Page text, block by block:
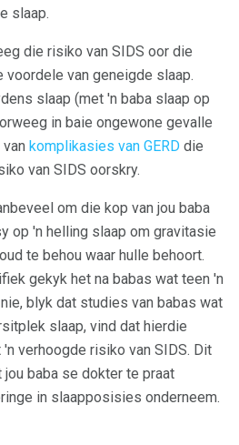
slaap.
die risiko van SIDS oor die
van geneigde slaap.
slaap (met 'n baba slaap op
in baie ongewone gevalle
komplikasies van GERD die
van SIDS oorskry.
om die kop van jou baba
op 'n helling slaap om gravitasie
te behou waar hulle behoort.
gekyk het na babas wat teen 'n
blyk dat studies van babas wat
slaap, vind dat hierdie
verhoogde risiko van SIDS. Dit
baba se dokter te praat
in slaapposisies onderneem.